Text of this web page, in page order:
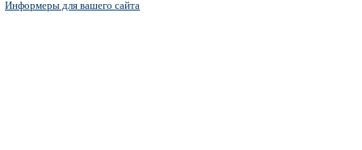
Информеры для вашего сайта